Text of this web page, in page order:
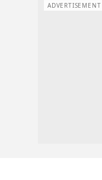
ADVERTISEMENT